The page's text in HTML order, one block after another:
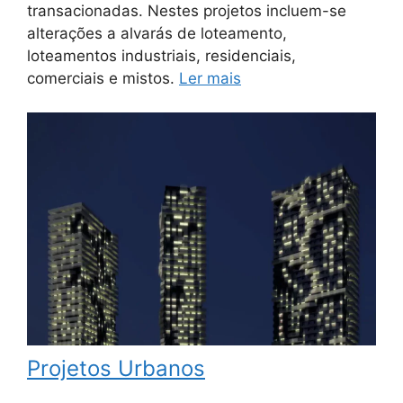
transacionadas. Nestes projetos incluem-se
alterações a alvarás de loteamento,
loteamentos industriais, residenciais,
comerciais e mistos. Ler mais
Projetos Urbanos